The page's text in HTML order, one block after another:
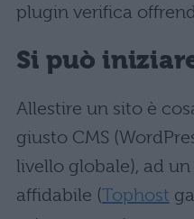
plugin verifica
Si può
Allestire un sito è
giusto CMS
livello globale), ad
affidabile (Tophost